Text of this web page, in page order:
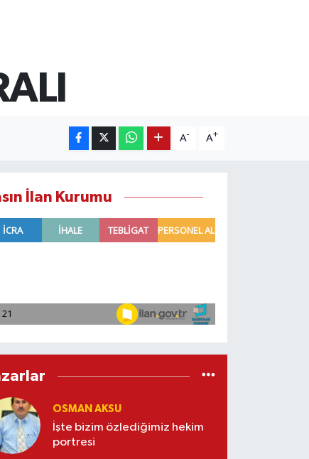
A- A+
İlan Kurumu
OSMAN AKSU
İşte bizim özlediğimiz hekim
portresi